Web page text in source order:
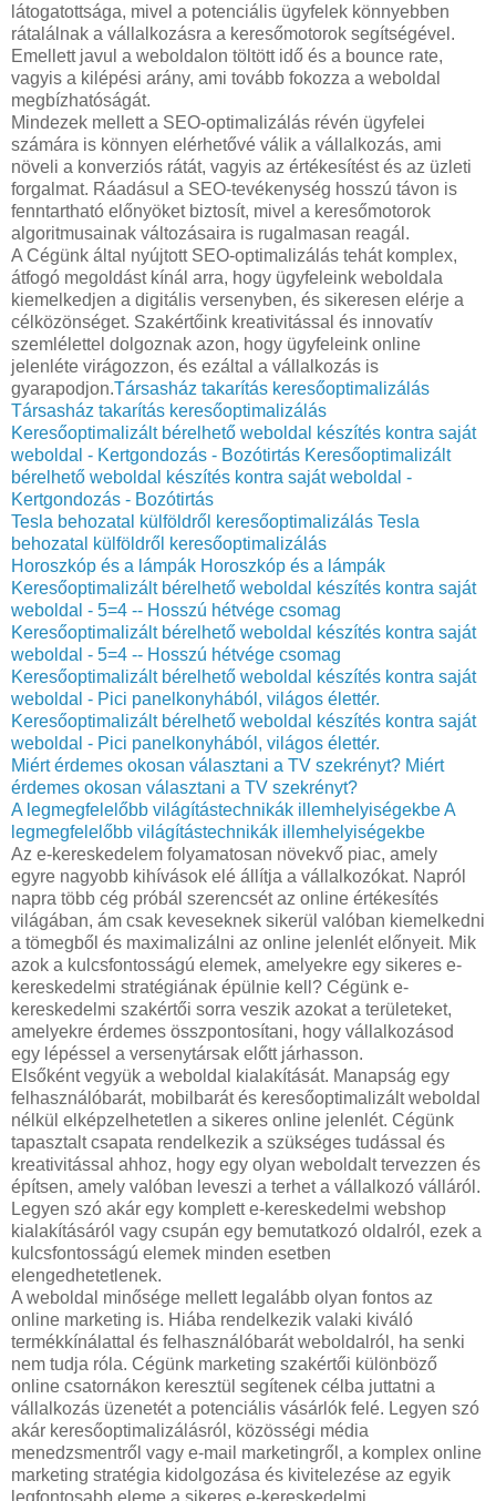
látogatottsága, mivel a potenciális ügyfelek könnyebben
rátalálnak a vállalkozásra a keresőmotorok segítségével.
Emellett javul a weboldalon töltött idő és a bounce rate,
vagyis a kilépési arány, ami tovább fokozza a weboldal
megbízhatóságát.
Mindezek mellett a SEO-optimalizálás révén ügyfelei
számára is könnyen elérhetővé válik a vállalkozás, ami
növeli a konverziós rátát, vagyis az értékesítést és az üzleti
forgalmat. Ráadásul a SEO-tevékenység hosszú távon is
fenntartható előnyöket biztosít, mivel a keresőmotorok
algoritmusainak változásaira is rugalmasan reagál.
A Cégünk által nyújtott SEO-optimalizálás tehát komplex,
átfogó megoldást kínál arra, hogy ügyfeleink weboldala
kiemelkedjen a digitális versenyben, és sikeresen elérje a
célközönséget. Szakértőink kreativitással és innovatív
szemlélettel dolgoznak azon, hogy ügyfeleink online
jelenléte virágozzon, és ezáltal a vállalkozás is
gyarapodjon.Társasház takarítás keresőoptimalizálás
Társasház takarítás keresőoptimalizálás
Keresőoptimalizált bérelhető weboldal készítés kontra saját
weboldal - Kertgondozás - Bozótirtás Keresőoptimalizált
bérelhető weboldal készítés kontra saját weboldal -
Kertgondozás - Bozótirtás
Tesla behozatal külföldről keresőoptimalizálás Tesla
behozatal külföldről keresőoptimalizálás
Horoszkóp és a lámpák Horoszkóp és a lámpák
Keresőoptimalizált bérelhető weboldal készítés kontra saját
weboldal - 5=4 -- Hosszú hétvége csomag
Keresőoptimalizált bérelhető weboldal készítés kontra saját
weboldal - 5=4 -- Hosszú hétvége csomag
Keresőoptimalizált bérelhető weboldal készítés kontra saját
weboldal - Pici panelkonyhából, világos élettér.
Keresőoptimalizált bérelhető weboldal készítés kontra saját
weboldal - Pici panelkonyhából, világos élettér.
Miért érdemes okosan választani a TV szekrényt? Miért
érdemes okosan választani a TV szekrényt?
A legmegfelelőbb világítástechnikák illemhelyiségekbeA
legmegfelelőbb világítástechnikák illemhelyiségekbe
Az e-kereskedelem folyamatosan növekvő piac, amely
egyre nagyobb kihívások elé állítja a vállalkozókat. Napról
napra több cég próbál szerencsét az online értékesítés
világában, ám csak keveseknek sikerül valóban kiemelkedni
a tömegből és maximalizálni az online jelenlét előnyeit. Mik
azok a kulcsfontosságú elemek, amelyekre egy sikeres e-
kereskedelmi stratégiának épülnie kell? Cégünk e-
kereskedelmi szakértői sorra veszik azokat a területeket,
amelyekre érdemes összpontosítani, hogy vállalkozásod
egy lépéssel a versenytársak előtt járhasson.
Elsőként vegyük a weboldal kialakítását. Manapság egy
felhasználóbarát, mobilbarát és keresőoptimalizált weboldal
nélkül elképzelhetetlen a sikeres online jelenlét. Cégünk
tapasztalt csapata rendelkezik a szükséges tudással és
kreativitással ahhoz, hogy egy olyan weboldalt tervezzen és
építsen, amely valóban leveszi a terhet a vállalkozó válláról.
Legyen szó akár egy komplett e-kereskedelmi webshop
kialakításáról vagy csupán egy bemutatkozó oldalról, ezek a
kulcsfontosságú elemek minden esetben
elengedhetetlenek.
A weboldal minősége mellett legalább olyan fontos az
online marketing is. Hiába rendelkezik valaki kiváló
termékkínálattal és felhasználóbarát weboldalról, ha senki
nem tudja róla. Cégünk marketing szakértői különböző
online csatornákon keresztül segítenek célba juttatni a
vállalkozás üzenetét a potenciális vásárlók felé. Legyen szó
akár keresőoptimalizálásról, közösségi média
menedzsmentről vagy e-mail marketingről, a komplex online
marketing stratégia kidolgozása és kivitelezése az egyik
legfontosabb eleme a sikeres e-kereskedelmi